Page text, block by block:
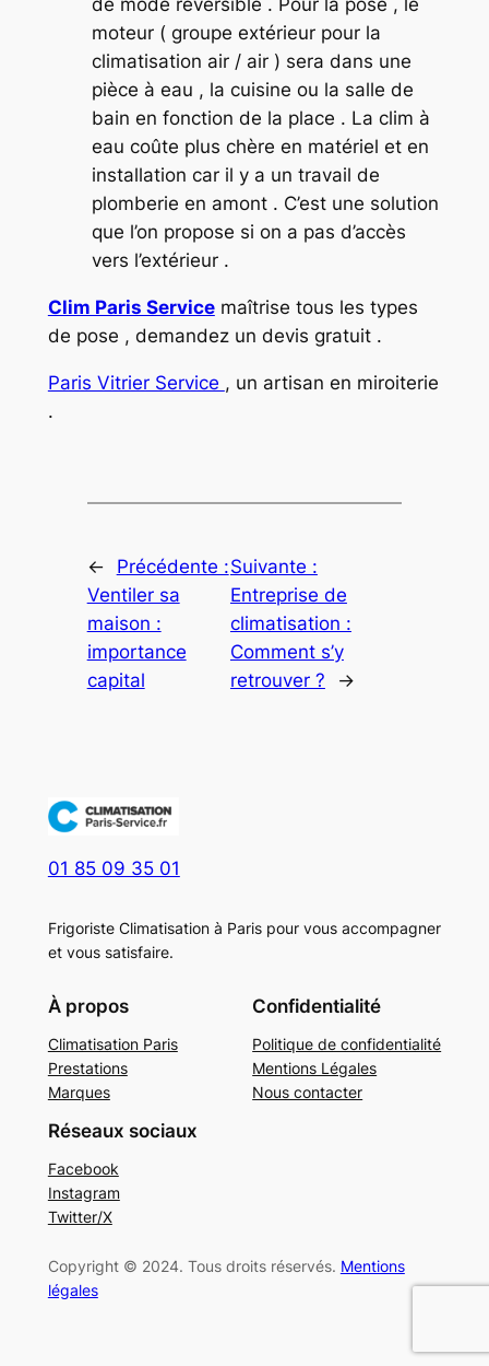
de mode réversible . Pour la pose , le
moteur ( groupe extérieur pour la
climatisation air / air ) sera dans une
pièce à eau , la cuisine ou la salle de
bain en fonction de la place . La clim à
eau coûte plus chère en matériel et en
installation car il y a un travail de
plomberie en amont . C’est une solution
que l’on propose si on a pas d’accès
vers l’extérieur .
Clim Paris Servicemaîtrise tous les types
de pose , demandez un devis gratuit .
Paris Vitrier Service , un artisan en miroiterie
.
←
Précédente :
Ventiler sa
maison :
importance
capital
Suivante :
Entreprise de
climatisation :
Comment s’y
retrouver ?
→
01 85 09 35 01
Frigoriste Climatisation à Paris pour vous accompagner
et vous satisfaire.
À propos
Climatisation Paris
Prestations
Marques
Confidentialité
Politique de confidentialité
Mentions Légales
Nous contacter
Réseaux sociaux
Facebook
Instagram
Twitter/X
Copyright © 2024. Tous droits réservés. Mentions
légales